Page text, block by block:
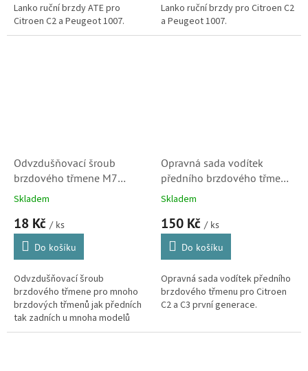
Lanko ruční brzdy ATE pro
Citroen C2 a Peugeot 1007.
Lanko ruční brzdy pro Citroen C2
a Peugeot 1007.
Odvzdušňovací šroub
brzdového třmene M7
Skladem
18 Kč / ks
Do košíku
Odvzdušňovací šroub
brzdového třmene pro mnoho
brzdových třmenů jak předních
tak zadních u mnoha modelů
Citroën a Peugeot.
Opravná sada vodítek
předního brzdového třmene
pro Citroen C2 a C3
Skladem
150 Kč / ks
Do košíku
Opravná sada vodítek předního
brzdového třmenu pro Citroen
C2 a C3 první generace.